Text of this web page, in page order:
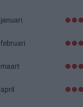
januari
februari
maart
april